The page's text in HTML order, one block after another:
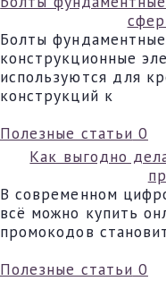
Болты
конструкционные
используются для
конструкций к
Полезные статьи 0
Как выгодно
В современном
всё можно купить
промокодов
Полезные статьи 0